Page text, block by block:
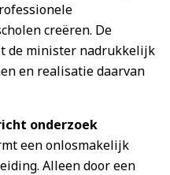
creëren. De
de minister nadrukkelijk
en realisatie daarvan
onderzoek
een onlosmakelijk
Alleen door een